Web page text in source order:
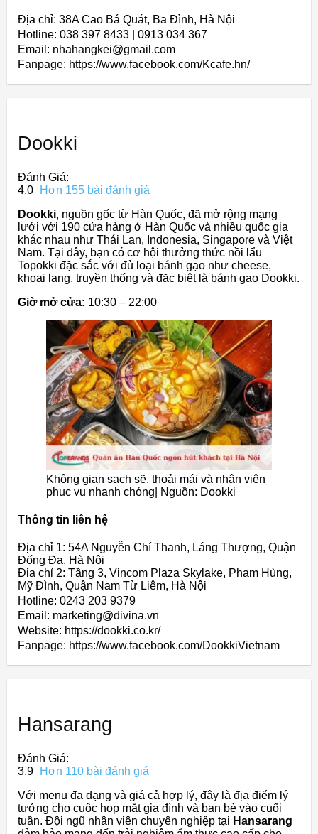
Địa chỉ: 38A Cao Bá Quát, Ba Đình, Hà Nội
Hotline: 038 397 8433 | 0913 034 367
Email: nhahangkei@gmail.com
Fanpage: https://www.facebook.com/Kcafe.hn/
Dookki
Đánh Giá:
4,0
Hơn 155 bài đánh giá
Dookki, nguồn gốc từ Hàn Quốc, đã mở rộng mạng
lưới với 190 cửa hàng ở Hàn Quốc và nhiều quốc gia
khác nhau như Thái Lan, Indonesia, Singapore và Việt
Nam. Tại đây, bạn có cơ hội thưởng thức nồi lẩu
Topokki đặc sắc với đủ loại bánh gạo như cheese,
khoai lang, truyền thống và đặc biệt là bánh gạo Dookki.
Giờ mở cửa: 10:30 – 22:00
Không gian sạch sẽ, thoải mái và nhân viên
phục vụ nhanh chóng| Nguồn: Dookki
Thông tin liên hệ
Địa chỉ 1: 54A Nguyễn Chí Thanh, Láng Thượng, Quận
Đống Đa, Hà Nội
Địa chỉ 2: Tầng 3, Vincom Plaza Skylake, Phạm Hùng,
Mỹ Đình, Quận Nam Từ Liêm, Hà Nội
Hotline: 0243 203 9379
Email: marketing@divina.vn
Website: https://dookki.co.kr/
Fanpage: https://www.facebook.com/DookkiVietnam
Hansarang
Đánh Giá:
3,9
Hơn 110 bài đánh giá
Với menu đa dạng và giá cả hợp lý, đây là địa điểm lý
tưởng cho cuộc họp mặt gia đình và bạn bè vào cuối
tuần. Đội ngũ nhân viên chuyên nghiệp tại Hansarang